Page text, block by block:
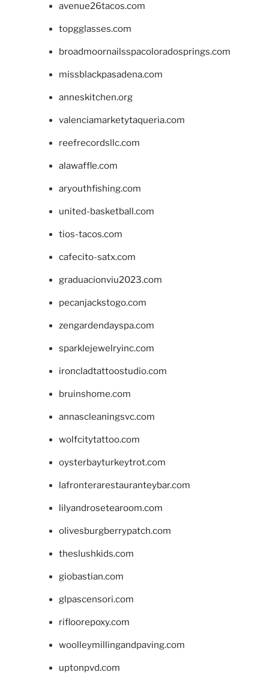
avenue26tacos.com
topgglasses.com
broadmoornailsspacoloradosprings.com
missblackpasadena.com
anneskitchen.org
valenciamarketytaqueria.com
reefrecordsllc.com
alawaffle.com
aryouthfishing.com
united-basketball.com
tios-tacos.com
cafecito-satx.com
graduacionviu2023.com
pecanjackstogo.com
zengardendayspa.com
sparklejewelryinc.com
ironcladtattoostudio.com
bruinshome.com
annascleaningsvc.com
wolfcitytattoo.com
oysterbayturkeytrot.com
lafronterarestauranteybar.com
lilyandrosetearoom.com
olivesburgberrypatch.com
theslushkids.com
giobastian.com
glpascensori.com
rifloorepoxy.com
woolleymillingandpaving.com
uptonpvd.com